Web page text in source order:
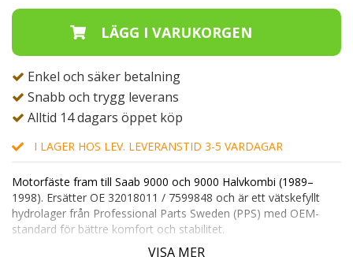
Enkel och säker betalning
Snabb och trygg leverans
Alltid 14 dagars öppet köp
I LAGER HOS LEV. LEVERANSTID 3-5 VARDAGAR
Motorfäste fram till Saab 9000 och 9000 Halvkombi (1989–
1998). Ersätter OE 32018011 / 7599848 och är ett vätskefyllt
hydrolager från Professional Parts Sweden (PPS) med OEM-
standard för bättre komfort och stabilitet.
✔ Hydrolager – vätskefyllt för maximal
VISA MER